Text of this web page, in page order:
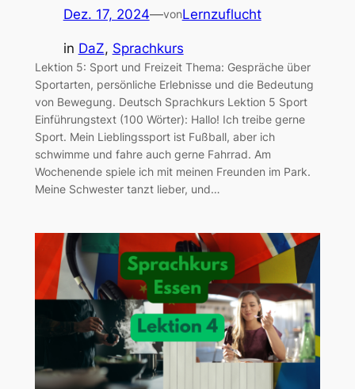
Dez. 17, 2024—vonLernzuflucht
in DaZ, Sprachkurs
Lektion 5: Sport und Freizeit Thema: Gespräche über
Sportarten, persönliche Erlebnisse und die Bedeutung
von Bewegung. Deutsch Sprachkurs Lektion 5 Sport
Einführungstext (100 Wörter): Hallo! Ich treibe gerne
Sport. Mein Lieblingssport ist Fußball, aber ich
schwimme und fahre auch gerne Fahrrad. Am
Wochenende spiele ich mit meinen Freunden im Park.
Meine Schwester tanzt lieber, und…